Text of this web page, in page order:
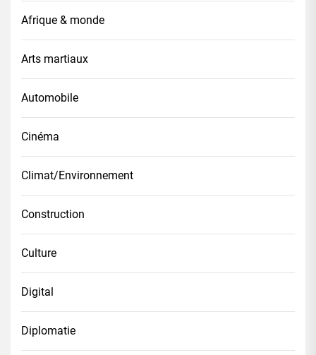
Afrique & monde
Arts martiaux
Automobile
Cinéma
Climat/Environnement
Construction
Culture
Digital
Diplomatie